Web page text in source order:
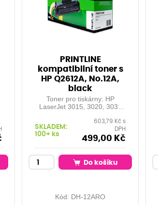
PRINTLINE
kompatibilní toner s
HP Q2612A, No.12A,
black
Toner pro tiskárny: HP
LaserJet 3015, 3020, 3030
1012, 1015, 1018, 1020,
1022, HP LaserJet 3050,
3052, 3055, HP LaserJet
stran při 5% pokrytí Barva:
black
SKLADEM:
100+ ks
603,79 Kč s
DPH
499,00 Kč
Do košíku
Kód: DH-12ARO